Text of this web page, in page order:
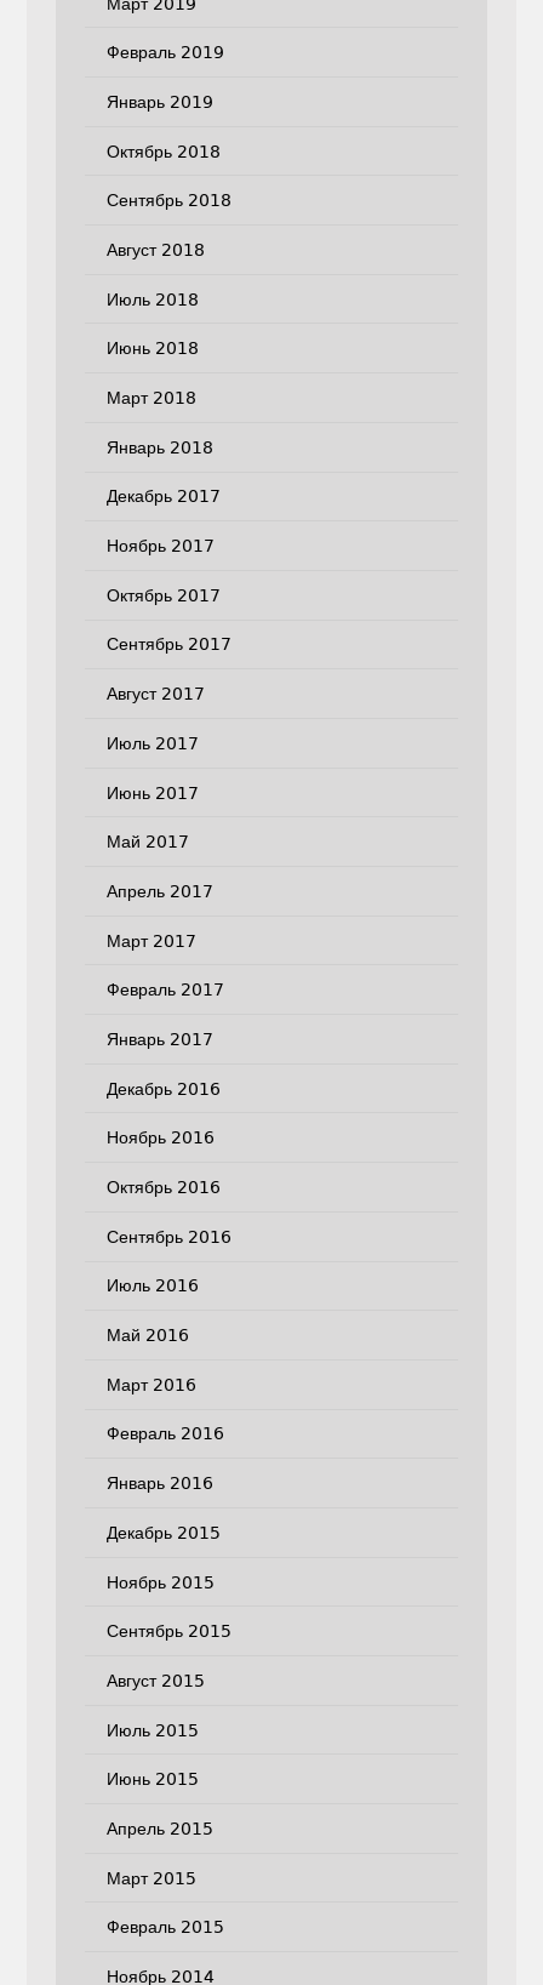
Февраль 2019
Январь 2019
Октябрь 2018
Сентябрь 2018
Август 2018
Июль 2018
Июнь 2018
Март 2018
Январь 2018
Декабрь 2017
Ноябрь 2017
Октябрь 2017
Сентябрь 2017
Август 2017
Июль 2017
Июнь 2017
Май 2017
Апрель 2017
Март 2017
Февраль 2017
Январь 2017
Декабрь 2016
Ноябрь 2016
Октябрь 2016
Сентябрь 2016
Июль 2016
Май 2016
Март 2016
Февраль 2016
Январь 2016
Декабрь 2015
Ноябрь 2015
Сентябрь 2015
Август 2015
Июль 2015
Июнь 2015
Апрель 2015
Март 2015
Февраль 2015
Ноябрь 2014